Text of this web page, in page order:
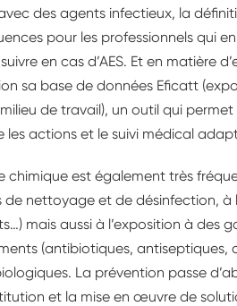
des agents infectieux, la
pour les professionnels qui
en cas d’AES. Et en matière
sa base de données Eficatt
de travail), un outil qui
les actions et le suivi médical
chimique est également très
de nettoyage et de désinfection, à
mais aussi à l’exposition à des
(antibiotiques,
La prévention passe
et la mise en œuvre de